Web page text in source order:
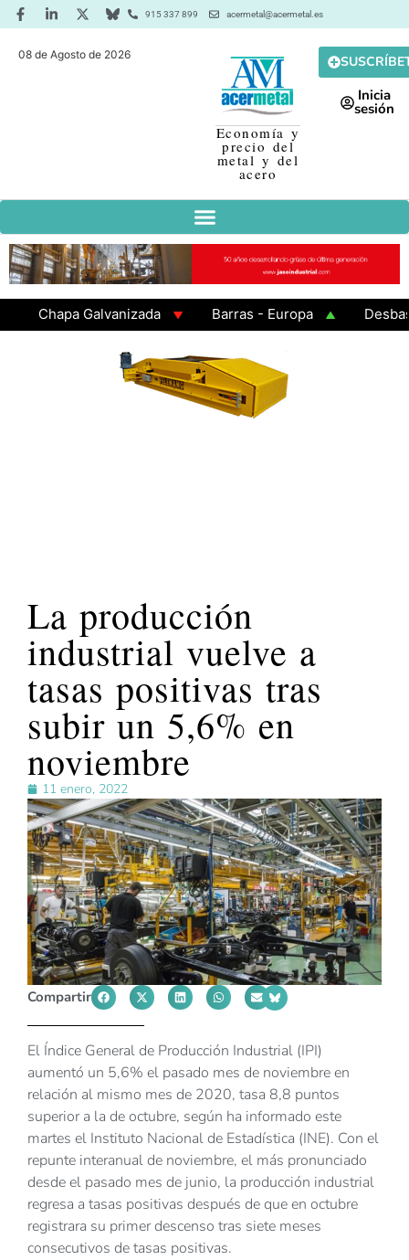
915 337 899 acermetal@acermetal.es
08 de Agosto de 2026
Economía y
precio del
metal y del
acero
Inicia
sesión
Chapa Galvanizada Barras - Europa
Desbaste
La producción
industrial vuelve a
tasas positivas tras
subir un 5,6% en
noviembre
11 enero, 2022
Compartir
El Índice General de Producción Industrial (IPI)
aumentó un 5,6% el pasado mes de noviembre en
relación al mismo mes de 2020, tasa 8,8 puntos
superior a la de octubre, según ha informado este
martes el Instituto Nacional de Estadística (INE). Con el
repunte interanual de noviembre, el más pronunciado
desde el pasado mes de junio, la producción industrial
regresa a tasas positivas después de que en octubre
registrara su primer descenso tras siete meses
consecutivos de tasas positivas.